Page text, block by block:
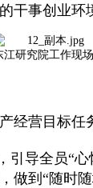
干事创业环
研究院工作现场
经营目标任
引导全员“
做到“随时